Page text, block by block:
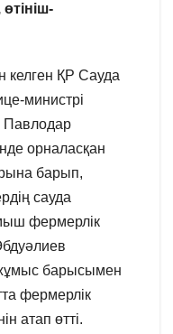
ҚР Сауда
министрі
орналасқан
барып,
сауда
фермерлік
барысымен
фермерлік
атап өтті.